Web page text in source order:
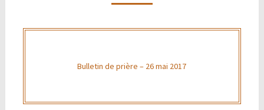
Bulletin de prière – 26 mai 2017